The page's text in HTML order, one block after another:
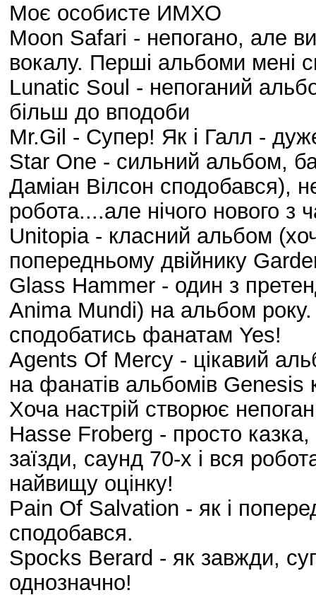
Моє особисте ИМХО
Moon Safari - непогано, але
вокалу. Перші альбоми мені
Lunatic Soul - непоганий
більш до вподоби
Mr.Gil - Супер! Як і Галл -
Star One - cильний альбом,
Даміан Вілсон сподобався),
робота....але нічого нового з
Unitopia - класний альбом
попередньому двійнику
Glass Hammer - один з
Anima Mundi) на альбом
сподобатись фанатам Yes!
Agents Of Mercy - цікавий
на фанатів альбомів Genesis
Хоча настрій створює
Hasse Froberg - просто
заїзди, саунд 70-х і вся
найвищу оцінку!
Pain Of Salvation - як і
сподобався.
Spocks Berard - як завжди,
однозначно!